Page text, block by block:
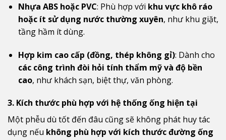
Nhựa ABS hoặc PVC: Phù hợp với khu vực khô ráo
hoặc ít sử dụng nước thường xuyên, như khu giặt,
tầng hầm ít dùng.
Hợp kim cao cấp (đồng, thép không gỉ): Dành cho
các công trình đòi hỏi tính thẩm mỹ và độ bền
cao, như khách sạn, biệt thự, văn phòng.
3. Kích thước phù hợp với hệ thống ống hiện tại
Một phễu dù tốt đến đâu cũng sẽ không phát huy tác
dụng nếu không phù hợp với kích thước đường ống